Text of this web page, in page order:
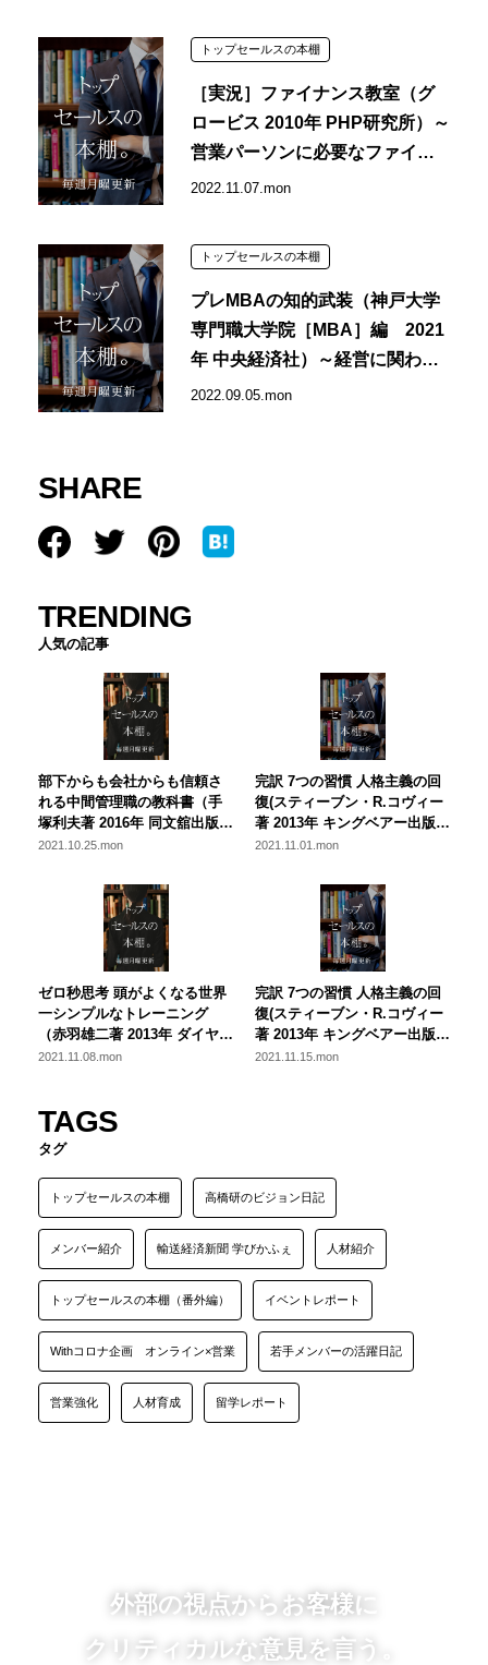
［実況］ファイナンス教室（グ
ロービス 2010年 PHP研究所）～
営業パーソンに必要なファイナ
ンス感覚を身に付ける①～
2022.11.07.mon
トップセールスの本棚
プレMBAの知的武装（神戸大学
専門職大学院［MBA］編 2021
年 中央経済社）～経営に関わる
知識を網羅的に学ぶ～
2022.09.05.mon
トップセールスの本棚
SHARE
TRENDING
人気の記事
部下からも会社からも信頼さ
れる中間管理職の教科書（手
塚利夫著 2016年 同文舘出版）
今、立ち返りたい部下との関
2021.10.25.mon
完訳 7つの習慣 人格主義の回
復(スティーブン・R.コヴィー
著 2013年 キングベアー出版)
【全４回】名著：７つの習慣
に大切なこと ～第二回～
2021.11.01.mon
ゼロ秒思考 頭がよくなる世界
一シンプルなトレーニング
（赤羽雄二著 2013年 ダイヤモ
ンド社）即座に動く営業組織
2021.11.08.mon
完訳 7つの習慣 人格主義の回
復(スティーブン・R.コヴィー
著 2013年 キングベアー出版)
【全４回】名著：７つの習慣
2021.11.15.mon
TAGS
タグ
トップセールスの本棚 高橋研のビジョン日記
メンバー紹介 輸送経済新聞 学びかふぇ 人材紹介
トップセールスの本棚（番外編） イベントレポート
Withコロナ企画 オンライン×営業 若手メンバーの活躍日記
営業強化 人材育成 留学レポート
外部の視点からお客様に
クリティカルな意見を言う。